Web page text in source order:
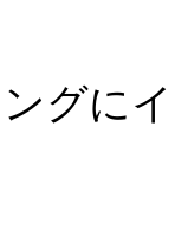
グに